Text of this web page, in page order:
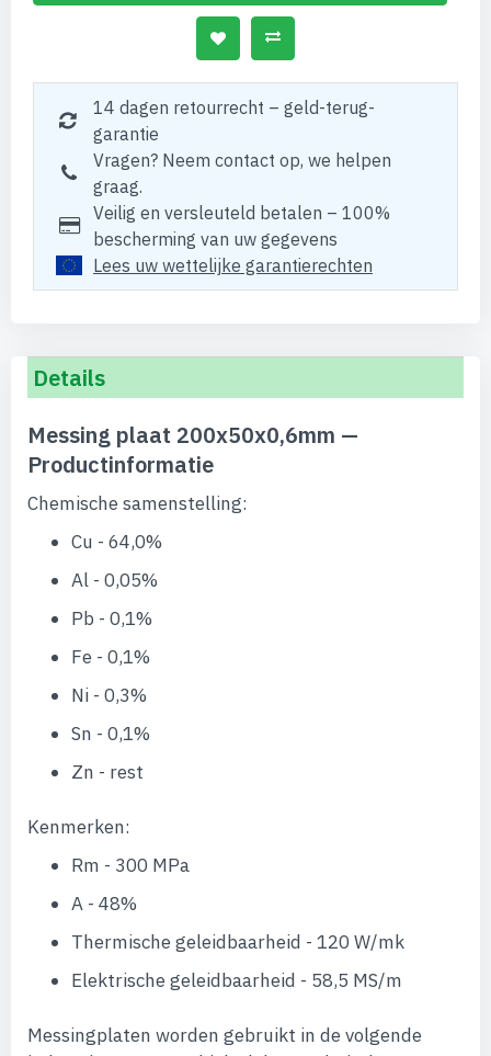
14 dagen retourrecht – geld-terug-
garantie
Vragen? Neem contact op, we helpen
graag.
Veilig en versleuteld betalen – 100%
bescherming van uw gegevens
Lees uw wettelijke garantierechten
Details
Messing plaat 200x50x0,6mm —
Productinformatie
Chemische samenstelling:
Cu - 64,0%
Al - 0,05%
Pb - 0,1%
Fe - 0,1%
Ni - 0,3%
Sn - 0,1%
Zn - rest
Kenmerken:
Rm - 300 MPa
A - 48%
Thermische geleidbaarheid - 120 W/mk
Elektrische geleidbaarheid - 58,5 MS/m
Messingplaten worden gebruikt in de volgende